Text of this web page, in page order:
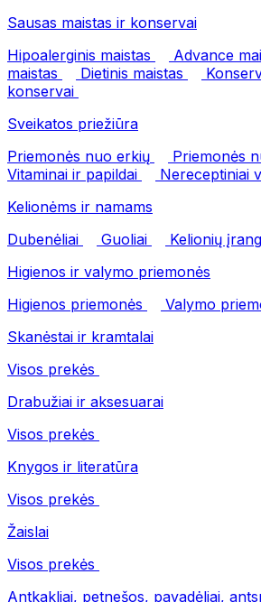
Sausas maistas ir konservai
Hipoalerginis maistas
Advance
maistas
Dietinis maistas
konservai
Sveikatos priežiūra
Priemonės nuo erkių
Priemonės
Vitaminai ir papildai
Nereceptiniai
Kelionėms ir namams
Dubenėliai
Guoliai
Kelionių
Higienos ir valymo priemonės
Higienos priemonės
Valymo
Skanėstai ir kramtalai
Visos prekės
Drabužiai ir aksesuarai
Visos prekės
Knygos ir literatūra
Visos prekės
Žaislai
Visos prekės
Antkakliai, petnešos, pavadėliai,